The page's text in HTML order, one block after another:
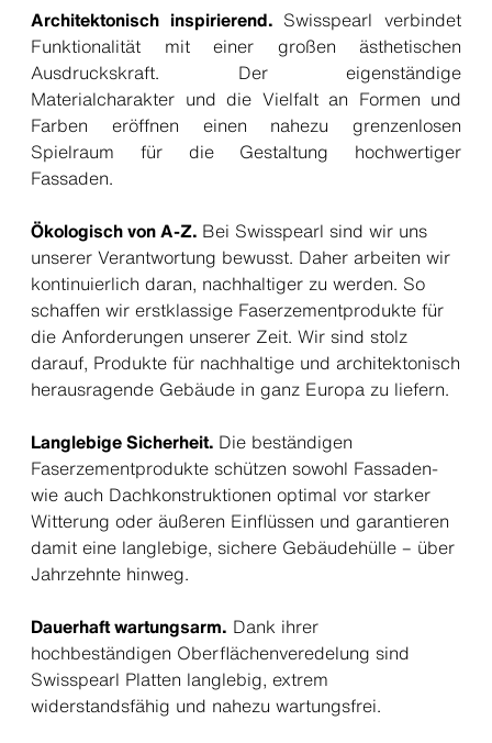
Architektonisch inspirierend. Swisspearl verbindet
Funktionalität mit einer großen ästhetischen
Ausdruckskraft. Der eigenständige
Materialcharakter und die Vielfalt an Formen und
Farben eröffnen einen nahezu grenzenlosen
Spielraum für die Gestaltung hochwertiger
Fassaden.
Ökologisch von A-Z. Bei Swisspearl sind wir uns
unserer Verantwortung bewusst. Daher arbeiten wir
kontinuierlich daran, nachhaltiger zu werden. So
schaffen wir erstklassige Faserzementprodukte für
die Anforderungen unserer Zeit. Wir sind stolz
darauf, Produkte für nachhaltige und architektonisch
herausragende Gebäude in ganz Europa zu liefern.
Langlebige Sicherheit. Die beständigen
Faserzementprodukte schützen sowohl Fassaden-
wie auch Dachkonstruktionen optimal vor starker
Witterung oder äußeren Einflüssen und garantieren
damit eine langlebige, sichere Gebäudehülle – über
Jahrzehnte hinweg.
Dauerhaft wartungsarm. Dank ihrer
hochbeständigen Oberflächenveredelung sind
Swisspearl Platten langlebig, extrem
widerstandsfähig und nahezu wartungsfrei.